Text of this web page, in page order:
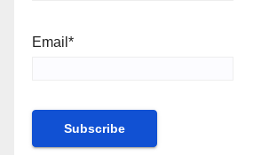
Email*